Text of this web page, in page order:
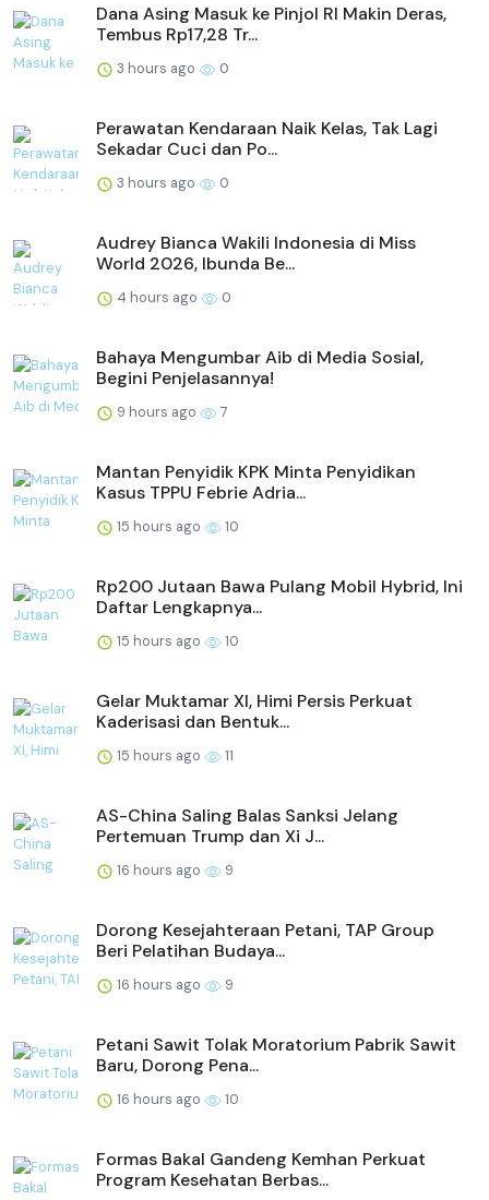
Dana Asing Masuk ke Pinjol RI Makin Deras,
Tembus Rp17,28 Tr...
3 hours ago 0
Perawatan Kendaraan Naik Kelas, Tak Lagi
Sekadar Cuci dan Po...
3 hours ago 0
Audrey Bianca Wakili Indonesia di Miss
World 2026, Ibunda Be...
4 hours ago 0
Bahaya Mengumbar Aib di Media Sosial,
Begini Penjelasannya!
9 hours ago 7
Mantan Penyidik KPK Minta Penyidikan
Kasus TPPU Febrie Adria...
15 hours ago 10
Rp200 Jutaan Bawa Pulang Mobil Hybrid, Ini
Daftar Lengkapnya...
15 hours ago 10
Gelar Muktamar XI, Himi Persis Perkuat
Kaderisasi dan Bentuk...
15 hours ago 11
AS-China Saling Balas Sanksi Jelang
Pertemuan Trump dan Xi J...
16 hours ago 9
Dorong Kesejahteraan Petani, TAP Group
Beri Pelatihan Budaya...
16 hours ago 9
Petani Sawit Tolak Moratorium Pabrik Sawit
Baru, Dorong Pena...
16 hours ago 10
Formas Bakal Gandeng Kemhan Perkuat
Program Kesehatan Berbas...